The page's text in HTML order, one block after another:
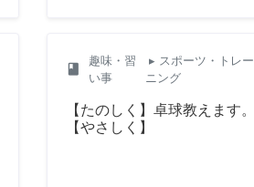
class
趣味・習
い事
▸ スポーツ・トレー
ニング
【たのしく】卓球教えます。
【やさしく】